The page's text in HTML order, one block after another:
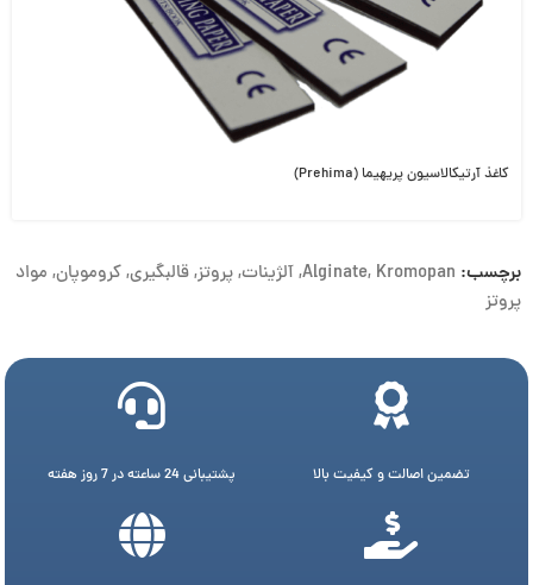
کاغذ آرتیکالاسیون پریهیما (Prehima)
برچسب: Alginate, Kromopan
,آلژینات,پروتز,قالبگیری,کروموپان, مواد
پروتز
تضمین اصالت و کیفیت بالا پشتیبانی 24 ساعته در 7 روز هفته